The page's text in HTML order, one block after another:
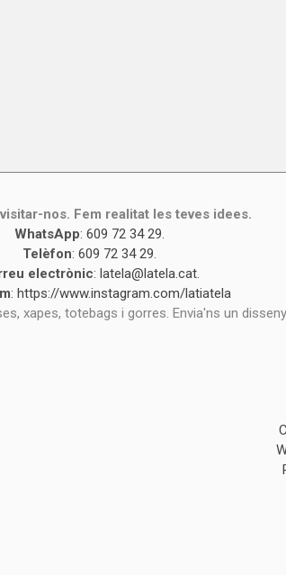
nos. Fem realitat les teves idees.
WhatsApp:609 72 34 29.
Telèfon:609 72 34 29.
electrònic:latela@latela.cat.
:https://www.instagram.com/latiatela
xapes, totebags i gorres. Envia'ns un